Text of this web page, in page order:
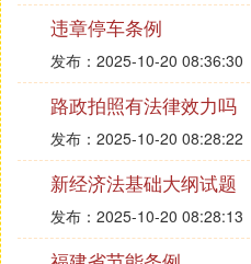
涓嬭㈢珛鎴栬呭彉鏇村姵
鍚堝悓鏃犳晥鐨勶紱
6銆佹硶寰嬨佽屾斂娉曡
ゅ姵鍔ㄥ悎鍚岀殑鍏朵粬
鍔冲姩鑰呮湁涓嬪垪鎯呭
綅鍙浠ヨВ闄ゅ姵鍔ㄥ悎
1銆佸湪璇曠敤鏈熼棿琚璇
鐨勶紱
2銆佷弗閲嶈繚鍙嶇敤浜
勶紱
违章停车条例
发布：2025-10-20 08:36:30
路政拍照有法律效力吗
发布：2025-10-20 08:28:22
新经济法基础大纲试题
发布：2025-10-20 08:28:13